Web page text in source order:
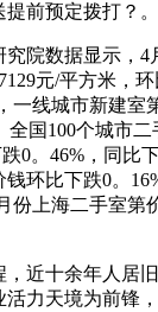
前预定拨打？。
数据显示，4
元/平方米，环
一线城市新建室
全国100个城市
0。46%，同比
环比下跌0。
份上海二手室第
近十余年人居旧
力天境为前锋